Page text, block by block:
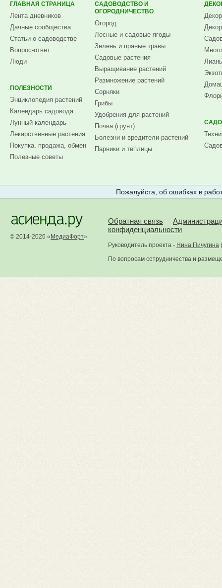
ГЛАВНАЯ СТРАНИЦА
Лента дневников
Дачные сообщества
Статьи о садоводстве
Вопрос-ответ
Люди
ПОЛЕЗНОСТИ
Энциклопедия растений
Календарь садовода
Лунный календарь
Лекарственные растения
Покупка, продажа, обмен
Полезные советы
САДОВОДСТВО И
ОГОРОДНИЧЕСТВО
Огород
Лесные и садовые ягоды
Зелень и пряные травы
Садовые растения
Выращивание растений
Размножение растений
Сорняки
Грибы
Удобрения для растений
Почва (грунт)
Болезни и вредители растений
Парники и теплицы
Пожалуйста, об ошибках в
© 2014-2026 « МедиаФорт»
Обратная связь
конфиденциальности
Руководитель проекта - Нина Пичугина (
По вопросам сотрудничества и